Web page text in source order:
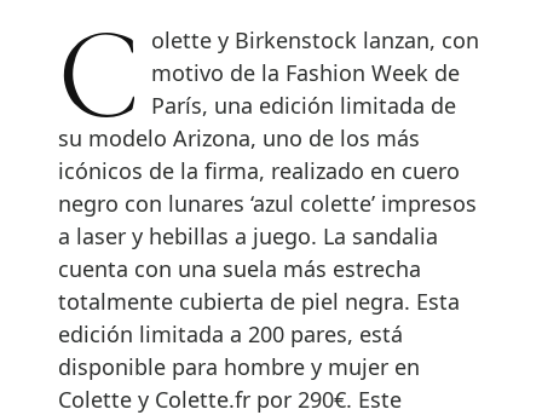
Colette y Birkenstock lanzan, con
motivo de la Fashion Week de
París, una edición limitada de
su modelo Arizona, uno de los más
icónicos de la firma, realizado en cuero
negro con lunares ‘azul colette’ impresos
a laser y hebillas a juego. La sandalia
cuenta con una suela más estrecha
totalmente cubierta de piel negra. Esta
edición limitada a 200 pares, está
disponible para hombre y mujer en
Colette y Colette.fr por 290€. Este